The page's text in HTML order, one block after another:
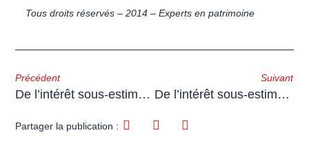
Tous droits réservés – 2014 – Experts en patrimoine
Précédent
De l’intérêt sous-estimé du PERP ! Acte 1
Suivant
De l’intérêt sous-estimé du PERP ! Acte final
Partager la publication :